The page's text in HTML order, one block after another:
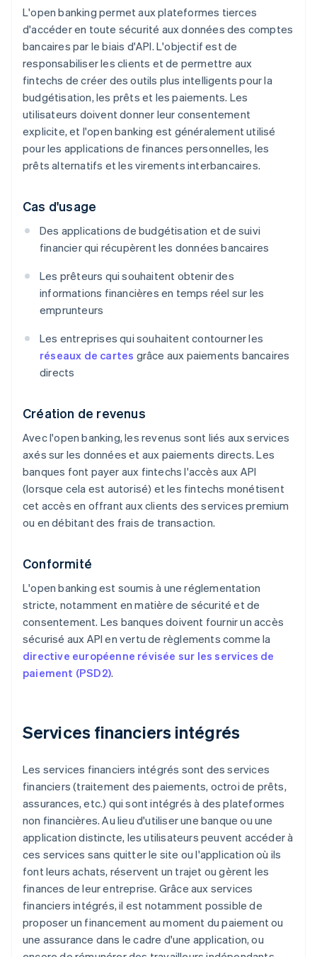
L'open banking permet aux plateformes tierces
d'accéder en toute sécurité aux données des comptes
bancaires par le biais d'API. L'objectif est de
responsabiliser les clients et de permettre aux
fintechs de créer des outils plus intelligents pour la
budgétisation, les prêts et les paiements. Les
utilisateurs doivent donner leur consentement
explicite, et l'open banking est généralement utilisé
pour les applications de finances personnelles, les
prêts alternatifs et les virements interbancaires.
Cas d'usage
Des applications de budgétisation et de suivi
financier qui récupèrent les données bancaires
Les prêteurs qui souhaitent obtenir des
informations financières en temps réel sur les
emprunteurs
Les entreprises qui souhaitent contourner les
réseaux de cartes grâce aux paiements bancaires
directs
Création de revenus
Avec l'open banking, les revenus sont liés aux services
axés sur les données et aux paiements directs. Les
banques font payer aux fintechs l'accès aux API
(lorsque cela est autorisé) et les fintechs monétisent
cet accès en offrant aux clients des services premium
ou en débitant des frais de transaction.
Conformité
L'open banking est soumis à une réglementation
stricte, notamment en matière de sécurité et de
consentement. Les banques doivent fournir un accès
sécurisé aux API en vertu de règlements comme la
directive européenne révisée sur les services de
paiement (PSD2).
Services financiers intégrés
Les services financiers intégrés sont des services
financiers (traitement des paiements, octroi de prêts,
assurances, etc.) qui sont intégrés à des plateformes
non financières. Au lieu d'utiliser une banque ou une
application distincte, les utilisateurs peuvent accéder à
ces services sans quitter le site ou l'application où ils
font leurs achats, réservent un trajet ou gèrent les
finances de leur entreprise. Grâce aux services
financiers intégrés, il est notamment possible de
proposer un financement au moment du paiement ou
une assurance dans le cadre d'une application, ou